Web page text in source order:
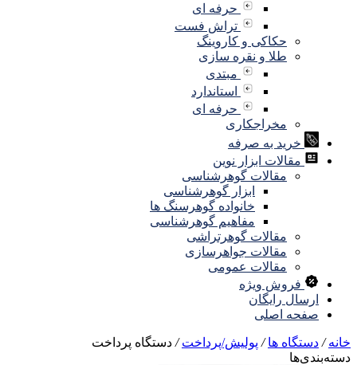
حرفه ای
تراش فست
حکاکی و کاروینگ
طلا و نقره سازی
مبتدی
استاندارد
حرفه ای
مخراجکاری
خرید به صرفه
مقالات ابزار نوین
مقالات گوهرشناسی
ابزار گوهرشناسی
خانواده گوهرسنگ ها
مفاهیم گوهرشناسی
مقالات گوهرتراشی
مقالات جواهرسازی
مقالات عمومی
فروش ویژه
ارسال رایگان
صفحه اصلی
/دستگاه ها /پولیش/پرداخت/دستگاه پرداخت